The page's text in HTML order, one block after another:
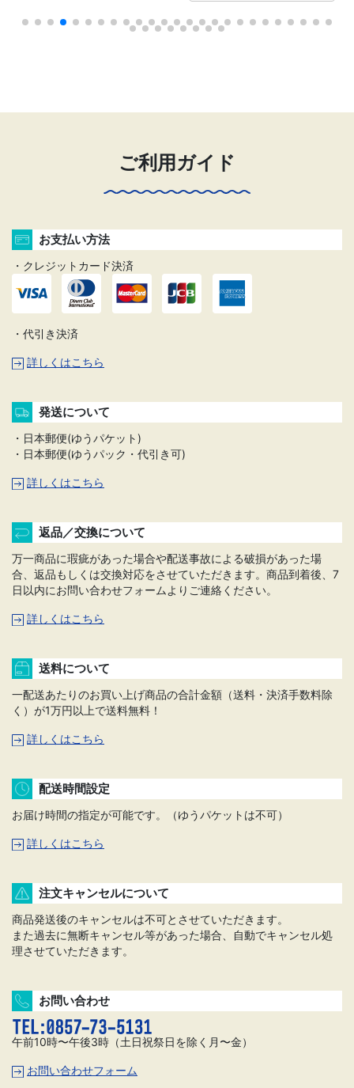
ご利用ガイド
お支払い方法
・クレジットカード決済
・代引き決済
詳しくはこちら
発送について
・日本郵便(ゆうパケット)
・日本郵便(ゆうパック・代引き可)
詳しくはこちら
返品／交換について
万一商品に瑕疵があった場合や配送事故による破損があった場
合、返品もしくは交換対応をさせていただきます。商品到着後、7
日以内にお問い合わせフォームよりご連絡ください。
詳しくはこちら
送料について
一配送あたりのお買い上げ商品の合計金額（送料・決済手数料除
く）が1万円以上で送料無料！
詳しくはこちら
配送時間設定
お届け時間の指定が可能です。（ゆうパケットは不可）
詳しくはこちら
注文キャンセルについて
商品発送後のキャンセルは不可とさせていただきます。
また過去に無断キャンセル等があった場合、自動でキャンセル処
理させていただきます。
お問い合わせ
午前10時〜午後3時（土日祝祭日を除く月〜金）
お問い合わせフォーム